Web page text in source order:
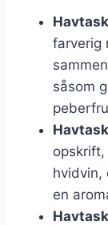
farverig
såsom
opskrift,
hvidvin,
en